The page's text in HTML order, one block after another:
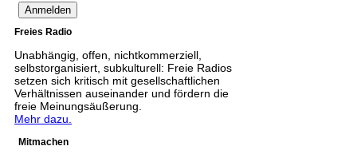
Freies Radio
Unabhängig, offen, nichtkommerziell,
selbstorganisiert, subkulturell: Freie Radios
setzen sich kritisch mit gesellschaftlichen
Verhältnissen auseinander und fördern die
freie Meinungsäußerung.
Mehr dazu.
Mitmachen